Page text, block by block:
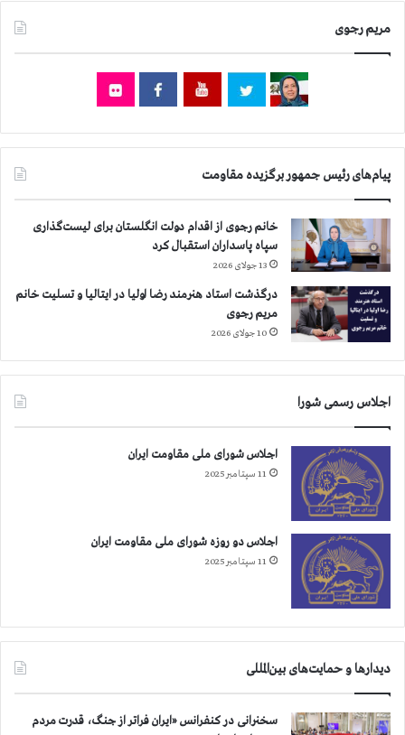
مریم رجوی
پیام‌های رئیس جمهور برگزیده مقاومت
خانم رجوی از اقدام دولت انگلستان برای لیست‌گذاری
سپاه پاسداران استقبال کرد
13 جولای 2026
درگذشت استاد هنرمند رضا اولیا در ایتالیا و تسلیت خانم
مریم رجوی
10 جولای 2026
اجلاس رسمی شورا
اجلاس شورای ملی مقاومت ایران
11 سپتامبر 2025
اجلاس دو روزه شورای ملی مقاومت ایران
11 سپتامبر 2025
دیدارها و حمایت‌های بین‌المللی
سخنرانی در کنفرانس «ایران فراتر از جنگ، قدرت مردم